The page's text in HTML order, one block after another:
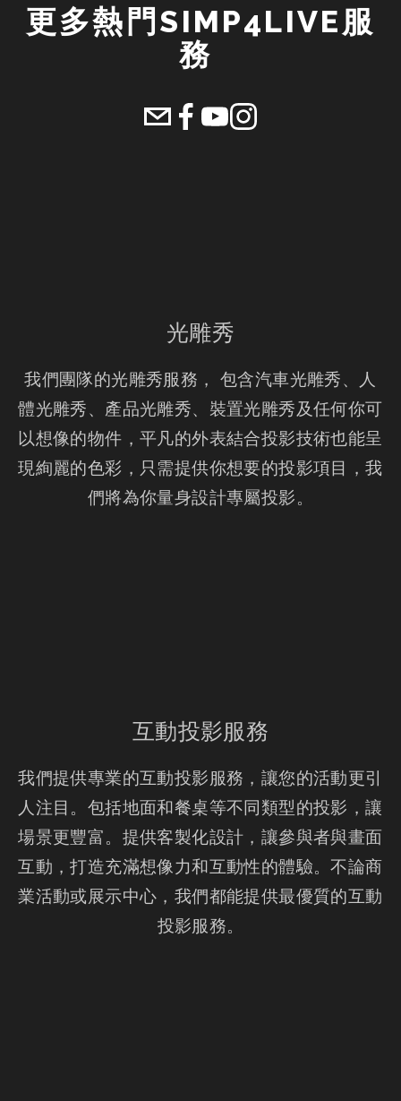
更多熱門SIMP4LIVE服
務
光雕秀
我們團隊的光雕秀服務， 包含汽車光雕秀、人
體光雕秀、產品光雕秀、裝置光雕秀及任何你可
以想像的物件，平凡的外表結合投影技術也能呈
現絢麗的色彩，只需提供你想要的投影項目，我
們將為你量身設計專屬投影。
互動投影服務
我們提供專業的互動投影服務，讓您的活動更引
人注目。包括地面和餐桌等不同類型的投影，讓
場景更豐富。提供客製化設計，讓參與者與畫面
互動，打造充滿想像力和互動性的體驗。不論商
業活動或展示中心，我們都能提供最優質的互動
投影服務。